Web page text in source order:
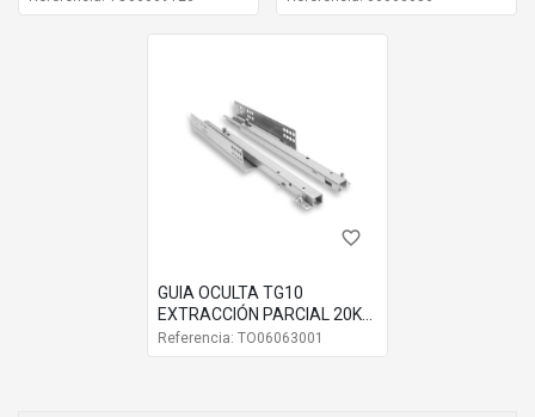
favorite_border
GUIA OCULTA TG10
EXTRACCIÓN PARCIAL 20KG
JUEGO
Referencia: TO06063001